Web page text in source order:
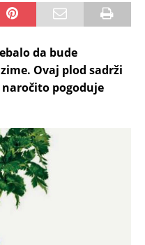
da bude
Ovaj plod sadrži
pogoduje